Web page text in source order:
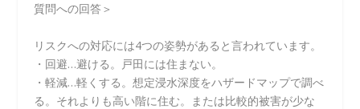
質問への回答＞
リスクへの対応には4つの姿勢があると言われています。
・回避…避ける。戸田には住まない。
・軽減…軽くする。想定浸水深度をハザードマップで調べ
る。それよりも高い階に住む。または比較的被害が少な